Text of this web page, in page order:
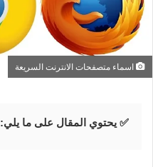
اسماء متصفحات الانترنت السريعة
✅ يحتوي المقال على ما يلي: